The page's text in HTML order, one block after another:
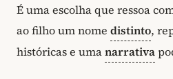
É uma escolha que ressoa
ao filho um nome distinto,
históricas e umanarrativa